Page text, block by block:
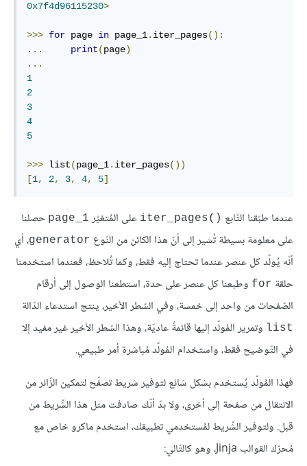
0x7f4d96115230>
>>> for page in page_1. iter_pages():
...
print(page)
...
1
2
3
4
5
>>> list(page_1. iter_pages())
[1, 2, 3, 4, 5]
عندما طبّقنا التّابع ()iter_pages على المُتغيّر page_1 حصلنا
على معلومة بسيطة تُشير إلى أنّ هذا الكائن من النّوع generator، أي
أنّه يُولّد كل عنصر عندما تحتاج إليه فقط، وكما تُلاحظ، فعندما استخدمنا
حلقة for وطبعنا كل عنصر على حدة، استطعنا الوصول إلى أرقام
الصّفحات من واحد إلى خمسة، وفي السّطر الأخير، ينتج استدعاء الدّالة
list وتمرير المُولّد إليها قائمةً عاديّة، وهذا السّطر الأخير غير مفيد إلا
في التّوضيح فقط، واستخدام المُولّد مُباشرة أمر طبيعي.
فهذا المُولّد يُستخدم بشكل شائع لتوفير شريط تصفّح لتمكين الزّائر من
الانتقال من صفحة إلى أخرى، ولا بدّ أنّك صادفت مثل هذا الشّريط من
قبل. ولتوفير الشّريط لمُستخدمي تطبيقك، استخدم ماكرو خاص مع
مُحرّك القوالب Jinja، وهو كالتّالي: